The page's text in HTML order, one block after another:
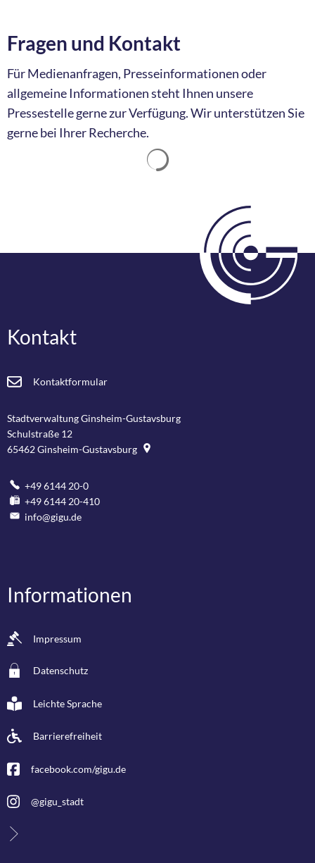
Fragen und Kontakt
Für Medienanfragen, Presseinformationen oder
allgemeine Informationen steht Ihnen unsere
Pressestelle gerne zur Verfügung. Wir unterstützen Sie
gerne bei Ihrer Recherche.
Kontakt
Kontaktformular
Stadtverwaltung Ginsheim-Gustavsburg
Schulstraße 12
65462Ginsheim-Gustavsburg
+49 6144 20-0
+49 6144 20-410
info@gigu.de
Informationen
Impressum
Datenschutz
Leichte Sprache
Barrierefreiheit
facebook.com/gigu.de
@gigu_stadt